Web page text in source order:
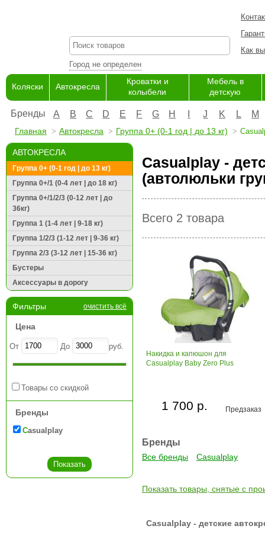
Город не определен
Как
Коляски Автокресла
Кроватки и
колыбели
Мебель в
детскую
Бренды A B C D E F G H J K L M
Главная Автокресла Группа 0+ (0-1 год | до 13 кг)
АВТОКРЕСЛА
Группа 0+ (0-1 год | до 13 кг)
Группа 0+/1 (0-4 лет | до 18 кг)
Группа 0+/1/2/3 (0-12 лет | до
36кг)
Группа 1 (1-4 лет | 9-18 кг)
Группа 1/2/3 (1-12 лет | 9-36 кг)
Группа 2/3 (3-12 лет | 15-36 кг)
Бустеры
Аксессуары в дорогу
Фильтры очистить всё
Цена
От До руб.
Товары со скидкой
Бренды
Casualplay
Casualplay -
(автолюльки
Всего 2 товара
Накидка и капюшон для
Casualplay Baby Zero Plus
Предзаказ
1 700 р.
Бренды
Все бренды Casualplay
Показать товары, снятые с
Casualplay - детские